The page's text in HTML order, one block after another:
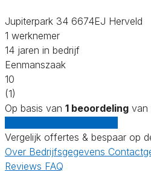
Jupiterpark 34 6674EJ Herveld
1 werknemer
14 jaren in bedrijf
Eenmanszaak
10
(1)
Op basis van 1 beoordeling van
Vergelijk offertes & bespaar op
Over Bedrijfsgegevens
Reviews FAQ